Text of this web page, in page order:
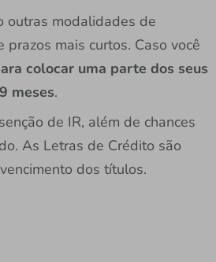
outras modalidades de
mais curtos. Caso você
colocar uma parte dos seus
meses.
de IR, além de chances
As Letras de Crédito são
dos títulos.